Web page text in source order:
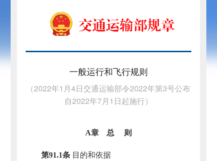
一般运行和飞行规则
（2022年1月4日交通运输部令2022年第3号公布
自2022年7月1日起施行）
A章 总 则
第91.1条 目的和依据